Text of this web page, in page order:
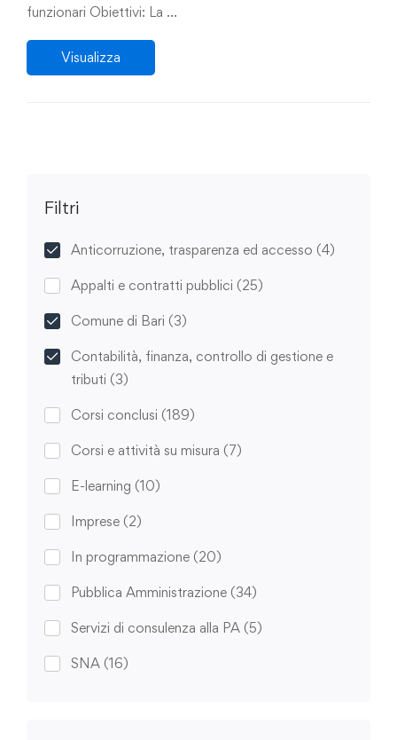
Filtri
Anticorruzione, trasparenza ed accesso (4)
Appalti e contratti pubblici (25)
Comune di Bari (3)
Contabilità, finanza, controllo di gestione e
tributi (3)
Corsi conclusi (189)
Corsi e attività su misura (7)
E-learning (10)
Imprese (2)
In programmazione (20)
Pubblica Amministrazione (34)
Servizi di consulenza alla PA (5)
SNA (16)
funzionari Obiettivi: La …
Visualizza